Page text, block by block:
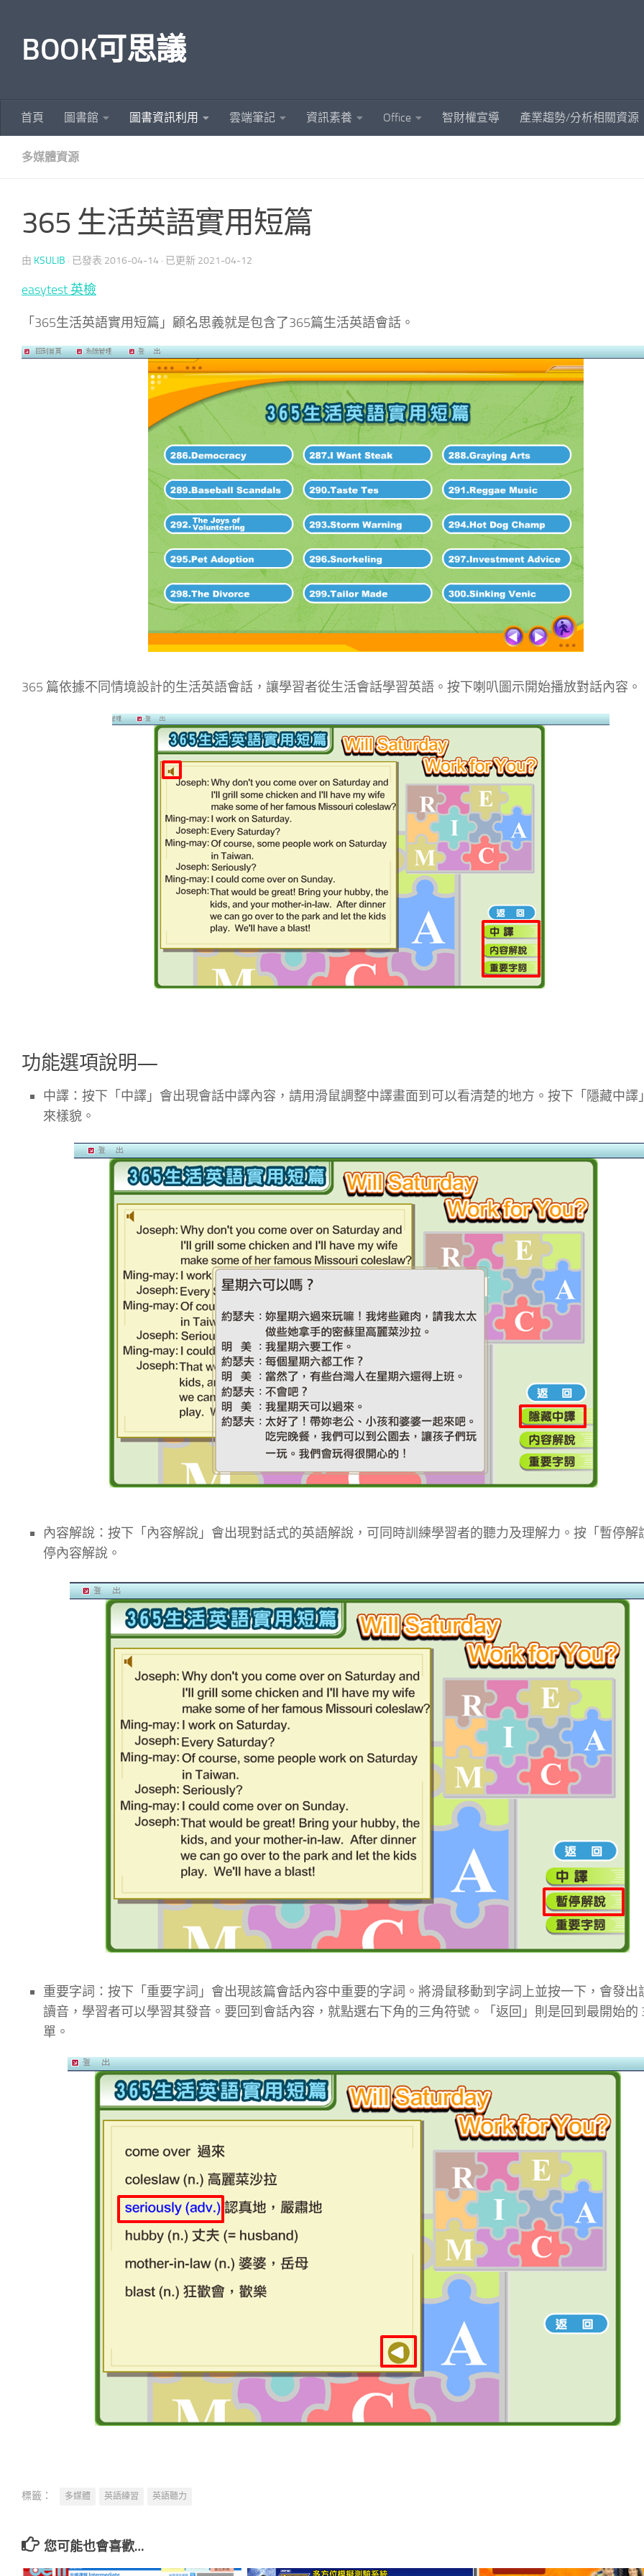
BOOK可思議
首頁 圖書館 圖書資訊利用 雲端筆記 資訊素養 Office 智財權宣導 產業趨勢/分析相關資源
多媒體資源
365 生活英語實用短篇
由 KSULIB · 已發表 2016-04-14 · 已更新 2021-04-12
easytest 英檢
「365生活英語實用短篇」顧名思義就是包含了365篇生活英語會話。
365 篇依據不同情境設計的生活英語會話，讓學習者從生活會話學習英語。按下喇叭圖示開始播放對話內容。
功能選項說明—
中譯：按下「中譯」會出現會話中譯內容，請用滑鼠調整中譯畫面到可以看清楚的地方。按下「隱藏中譯
來樣貌。
內容解說：按下「內容解說」會出現對話式的英語解說，可同時訓練學習者的聽力及理解力。按「暫停解
停內容解說。
重要字詞：按下「重要字詞」會出現該篇會話內容中重要的字詞。將滑鼠移動到字詞上並按一下，會發出
讀音，學習者可以學習其發音。要回到會話內容，就點選右下角的三角符號。「返回」則是回到最開始的
單。
標籤： 多媒體 英語練習 英語聽力
您可能也會喜歡…